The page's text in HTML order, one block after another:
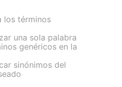
los términos
una sola palabra
genéricos en la
sinónimos del